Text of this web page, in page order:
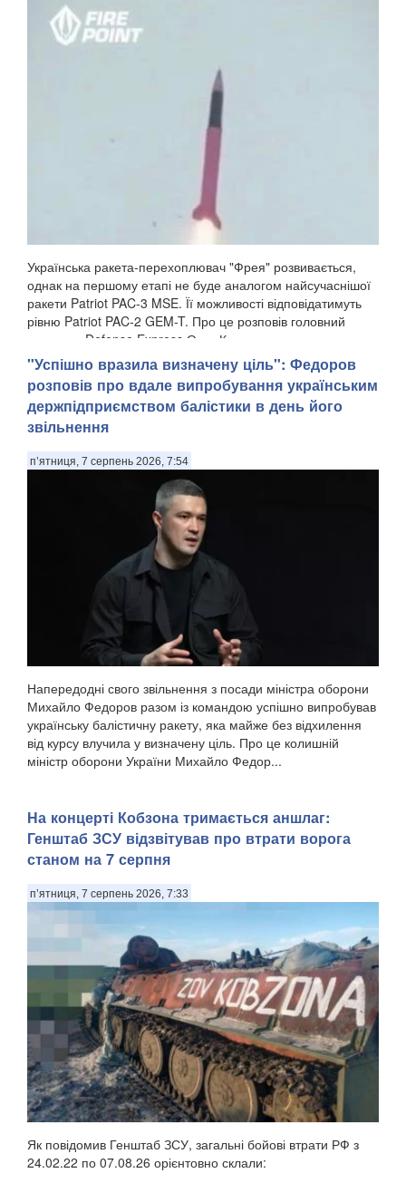
Українська ракета-перехоплювач "Фрея" розвивається,
однак на першому етапі не буде аналогом найсучаснішої
ракети Patriot PAC-3 MSE. Її можливості відповідатимуть
рівню Patriot PAC-2 GEM-T. Про це розповів головний
редактор Defense Express Олег Катков у...
"Успішно вразила визначену ціль": Федоров
розповів про вдале випробування українським
держпідприємством балістики в день його
звільнення
п’ятниця, 7 серпень 2026, 7:54
Напередодні свого звільнення з посади міністра оборони
Михайло Федоров разом із командою успішно випробував
українську балістичну ракету, яка майже без відхилення
від курсу влучила у визначену ціль. Про це колишній
міністр оборони України Михайло Федор...
На концерті Кобзона тримається аншлаг:
Генштаб ЗСУ відзвітував про втрати ворога
станом на 7 серпня
п’ятниця, 7 серпень 2026, 7:33
Як повідомив Генштаб ЗСУ, загальні бойові втрати РФ з
24.02.22 по 07.08.26 орієнтовно склали: